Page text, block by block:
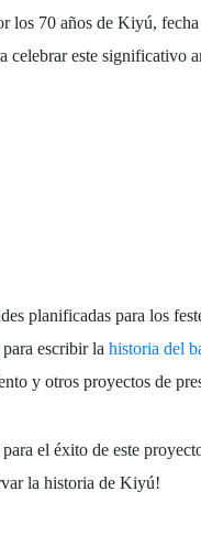
los 70 años de Kiyú,
celebrar este significativo
planificadas para los
escribir la historia del
y otros proyectos de
el éxito de este
la historia de Kiyú!